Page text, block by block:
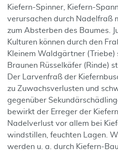
Kiefern-Spinner, Kiefern-
verursachen durch Nadelfraß
zum Absterben des Baumes.
Kulturen können durch den
Kleinem Waldgärtner (Triebe)
Braunen Rüsselkäfer (Rinde)
Der Larvenfraß der
zu Zuwachsverlusten und
gegenüber
bewirkt der Erreger der
Nadelverlust vor allem bei
windstillen, feuchten Lagen.
werden u. a. durch Kiefern-